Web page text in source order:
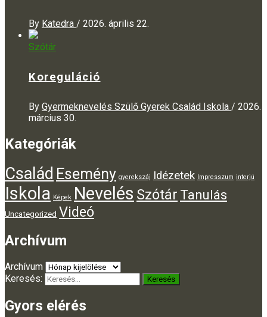
By Katedra / 2026. április 22.
Szótár
Koreguláció
By Gyermeknevelés Szülő Gyerek Család Iskola / 2026.
március 30.
Kategóriák
Család Esemény gyerekszáj Idézetek Impresszum interjú
Iskola Képek Nevelés Szótár Tanulás
Uncategorized Videó
Archívum
Archívum
Keresés:
Gyors elérés